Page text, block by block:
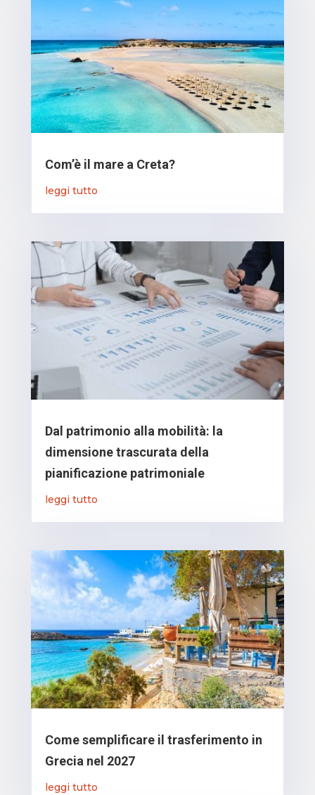
Com’è il mare a Creta?
leggi tutto
Dal patrimonio alla mobilità: la
dimensione trascurata della
pianificazione patrimoniale
leggi tutto
Come semplificare il trasferimento in
Grecia nel 2027
leggi tutto